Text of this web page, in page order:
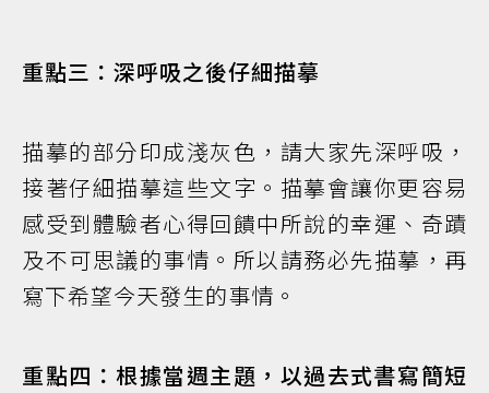
重點三：深呼吸之後仔細描摹
描摹的部分印成淺灰色，請大家先深呼吸，
接著仔細描摹這些文字。描摹會讓你更容易
感受到體驗者心得回饋中所說的幸運、奇蹟
及不可思議的事情。所以請務必先描摹，再
寫下希望今天發生的事情。
重點四：根據當週主題，以過去式書寫簡短